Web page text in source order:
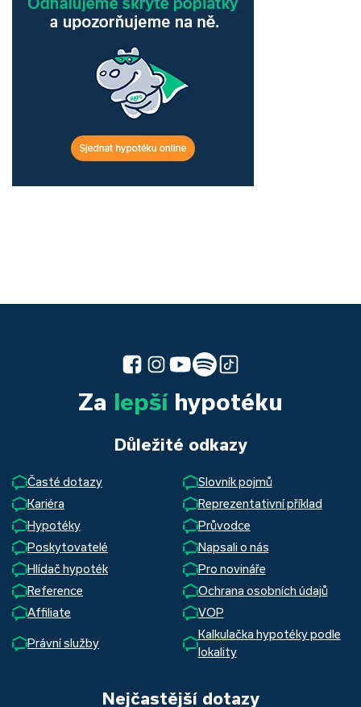
Za lepšíhypotéku
Důležité odkazy
Časté dotazy
Slovník pojmů
Kariéra
Reprezentativní příklad
Hypotéky
Průvodce
Poskytovatelé
Napsali o nás
Hlídač hypoték
Pro novináře
Reference
Ochrana osobních údajů
Affiliate
VOP
Právní služby
Kalkulačka hypotéky podle
lokality
Nejčastější dotazy